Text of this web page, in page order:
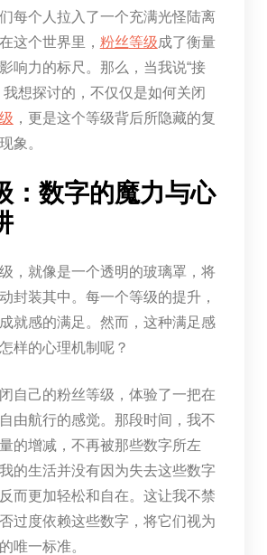
每个人拉入了一个充满光怪陆离
这个世界里， 粉丝等级成了衡量
响力的标尺。那么，当我说“接
我想探讨的，不仅仅是如何关闭
，更是这个等级背后所隐藏的复
象。
：数字的魔力与心
，就像是一个透明的玻璃罩，将
封装其中。每一个等级的提升，
就感的满足。然而，这种满足感
样的心理机制呢？
自己的粉丝等级，体验了一把在
由航行的感觉。那段时间，我不
的增减，不再被那些数字所左
的生活并没有因为失去这些数字
而更加轻松和自在。这让我不禁
过度依赖这些数字，将它们视为
唯一标准。